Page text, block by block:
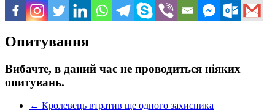
Опитування
Вибачте, в даний час не проводиться ніяких
опитувань.
← Кролевець втратив ще одного захисника